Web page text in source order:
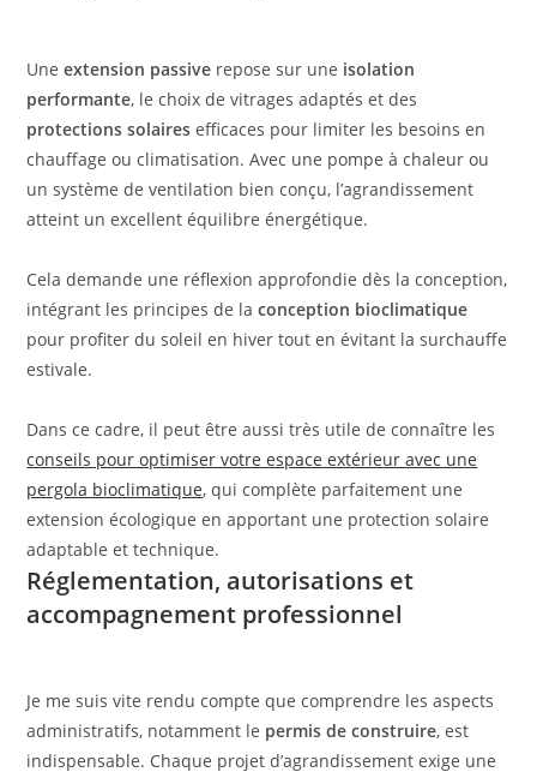
Uneextension passive repose sur une isolation
performante, le choix de vitrages adaptés et des
protections solaires efficaces pour limiter les besoins en
chauffage ou climatisation. Avec une pompe à chaleur ou
un système de ventilation bien conçu, l’agrandissement
atteint un excellent équilibre énergétique.
Cela demande une réflexion approfondie dès la conception,
intégrant les principes de laconception bioclimatique
pour profiter du soleil en hiver tout en évitant la surchauffe
estivale.
Dans ce cadre, il peut être aussi très utile de connaître les
conseils pour optimiser votre espace extérieur avec une
pergola bioclimatique, qui complète parfaitement une
extension écologique en apportant une protection solaire
adaptable et technique.
Réglementation, autorisations et
accompagnement professionnel
Je me suis vite rendu compte que comprendre les aspects
administratifs, notamment le permis de construire, est
indispensable. Chaque projet d’agrandissement exige une